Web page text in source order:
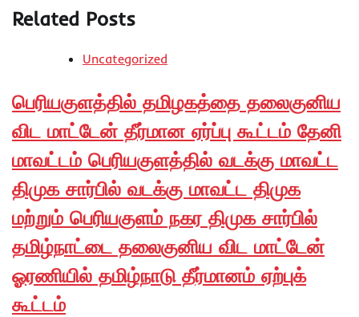
Related Posts
Uncategorized
பெரியகுளத்தில் தமிழகத்தை தலைகுனிய
விட மாட்டேன் தீர்மான ஏர்ப்பு கூட்டம் தேனி
மாவட்டம் பெரியகுளத்தில் வடக்கு மாவட்ட
திமுக சார்பில் வடக்கு மாவட்ட திமுக
மற்றும் பெரியகுளம் நகர திமுக சார்பில்
தமிழ்நாட்டை தலைகுனிய விட மாட்டேன்
ஓரணியில் தமிழ்நாடு தீர்மானம் ஏற்புக்
கூட்டம்